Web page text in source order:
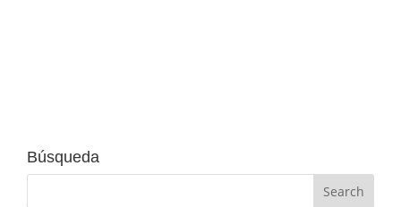
Búsqueda